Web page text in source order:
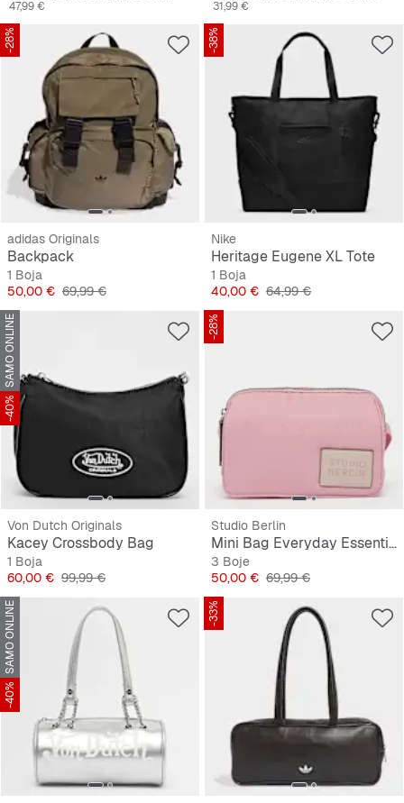
47,99 €
31,99 €
-28%
adidas Originals
Backpack
1 Boja
Cijena
50,00 € Originalna cijena
69,99 €
-38%
Nike
Heritage Eugene XL Tote
1 Boja
Cijena
40,00 € Originalna cijena
64,99 €
SAMO ONLINE
-40%
Von Dutch Originals
Kacey Crossbody Bag
1 Boja
Cijena
60,00 € Originalna cijena
99,99 €
-28%
Studio Berlin
Mini Bag Everyday Essential Bag Dahlem
3 Boje
Cijena
50,00 € Originalna cijena
69,99 €
SAMO ONLINE
-40%
-33%